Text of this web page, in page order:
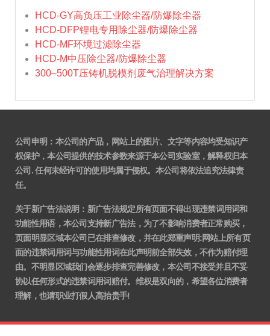
HCD-GY高负压工业除尘器/防爆除尘器
HCD-DFP锂电专用除尘器/防爆除尘器
HCD-MF环境过滤除尘器
HCD-M中压除尘器/防爆除尘器
300–500T压铸机脱模剂废气治理解决方案
公司申明：本公司的产品，网站上的图片、文字等内容均受知识产
权保护，本公司提供的技术参数来源于本公司实验室，解释权归本
公司. 任何未经许可的使用均属于侵权。本公司将依法追究法律责
任。
关于新广告法说明 ： 新广告法规定所有页面不得出现违禁词用词和
功能性用语，本公司支持新广告法，为了不影响消费者正常购买，
页面明显区域本公司已在排查修改，并在此郑重声明:网站上所有页
面的违禁词用词与功能性用词在此声明前全部失效，不作为赔付理
由。不明显区域我们会逐步排查完善修改，本公司不接受并且不妥
协以任何形式的违禁词用词赔付。维权是双向的，希望各位消费者
理解，也请职业打假人高抬贵手!